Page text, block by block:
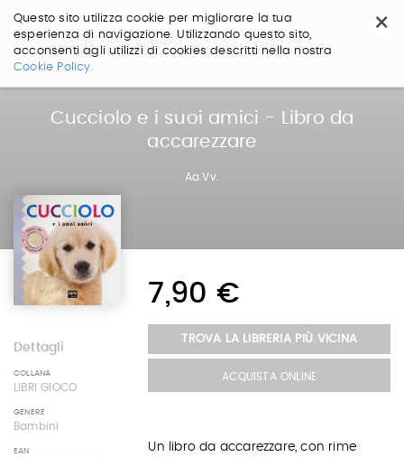
×
Questo sito utilizza cookie per migliorare la tua
esperienza di navigazione. Utilizzando questo sito,
acconsenti agli utilizzi di cookies descritti nella nostra
Cookie Policy.
Salta
Cucciolo e i suoi amici - Libro da
accarezzare
Aa.Vv.
Dettagli
COLLANA
LIBRI GIOCO
GENERE
Bambini
EAN
7,90 €
TROVA LA LIBRERIA PIÙ VICINA
ACQUISTA ONLINE
Un libro da accarezzare, con rime